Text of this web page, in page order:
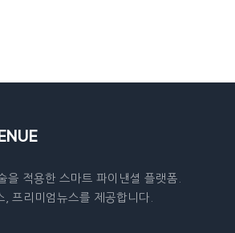
을 적용한 스마트 파이낸셜 플랫폼.
, 프리미엄뉴스를 제공합니다.